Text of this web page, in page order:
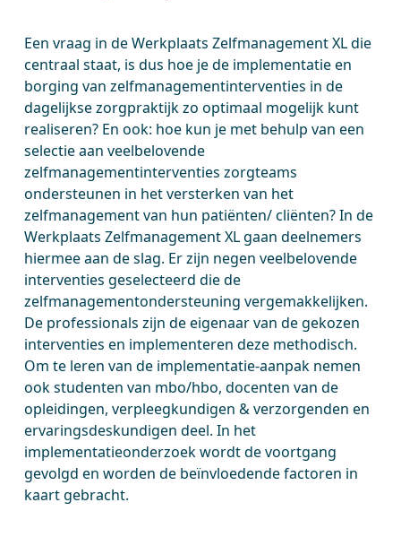
Een vraag in de Werkplaats Zelfmanagement XL die
centraal staat, is dus hoe je de implementatie en
borging van zelfmanagementinterventies in de
dagelijkse zorgpraktijk zo optimaal mogelijk kunt
realiseren? En ook: hoe kun je met behulp van een
selectie aan veelbelovende
zelfmanagementinterventies zorgteams
ondersteunen in het versterken van het
zelfmanagement van hun patiënten/ cliënten? In de
Werkplaats Zelfmanagement XL gaan deelnemers
hiermee aan de slag. Er zijn negen veelbelovende
interventies geselecteerd die de
zelfmanagementondersteuning vergemakkelijken.
De professionals zijn de eigenaar van de gekozen
interventies en implementeren deze methodisch.
Om te leren van de implementatie-aanpak nemen
ook studenten van mbo/hbo, docenten van de
opleidingen, verpleegkundigen & verzorgenden en
ervaringsdeskundigen deel. In het
implementatieonderzoek wordt de voortgang
gevolgd en worden de beïnvloedende factoren in
kaart gebracht.